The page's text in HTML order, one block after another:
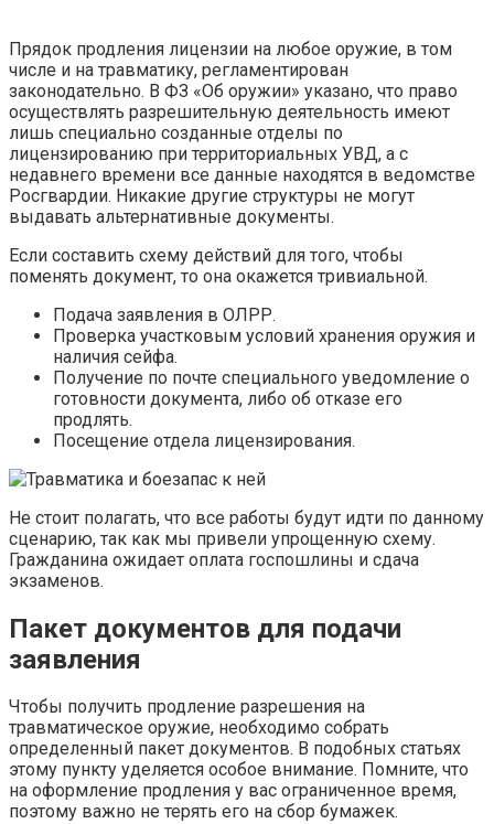
Прядок продления лицензии на любое оружие, в том
числе и на травматику, регламентирован
законодательно. В ФЗ «Об оружии» указано, что право
осуществлять разрешительную деятельность имеют
лишь специально созданные отделы по
лицензированию при территориальных УВД, а с
недавнего времени все данные находятся в ведомстве
Росгвардии. Никакие другие структуры не могут
выдавать альтернативные документы.
Если составить схему действий для того, чтобы
поменять документ, то она окажется тривиальной.
Подача заявления в ОЛРР.
Проверка участковым условий хранения оружия и
наличия сейфа.
Получение по почте специального уведомление о
готовности документа, либо об отказе его
продлять.
Посещение отдела лицензирования.
Не стоит полагать, что все работы будут идти по данному
сценарию, так как мы привели упрощенную схему.
Гражданина ожидает оплата госпошлины и сдача
экзаменов.
Пакет документов для подачи
заявления
Чтобы получить продление разрешения на
травматическое оружие, необходимо собрать
определенный пакет документов. В подобных статьях
этому пункту уделяется особое внимание. Помните, что
на оформление продления у вас ограниченное время,
поэтому важно не терять его на сбор бумажек.